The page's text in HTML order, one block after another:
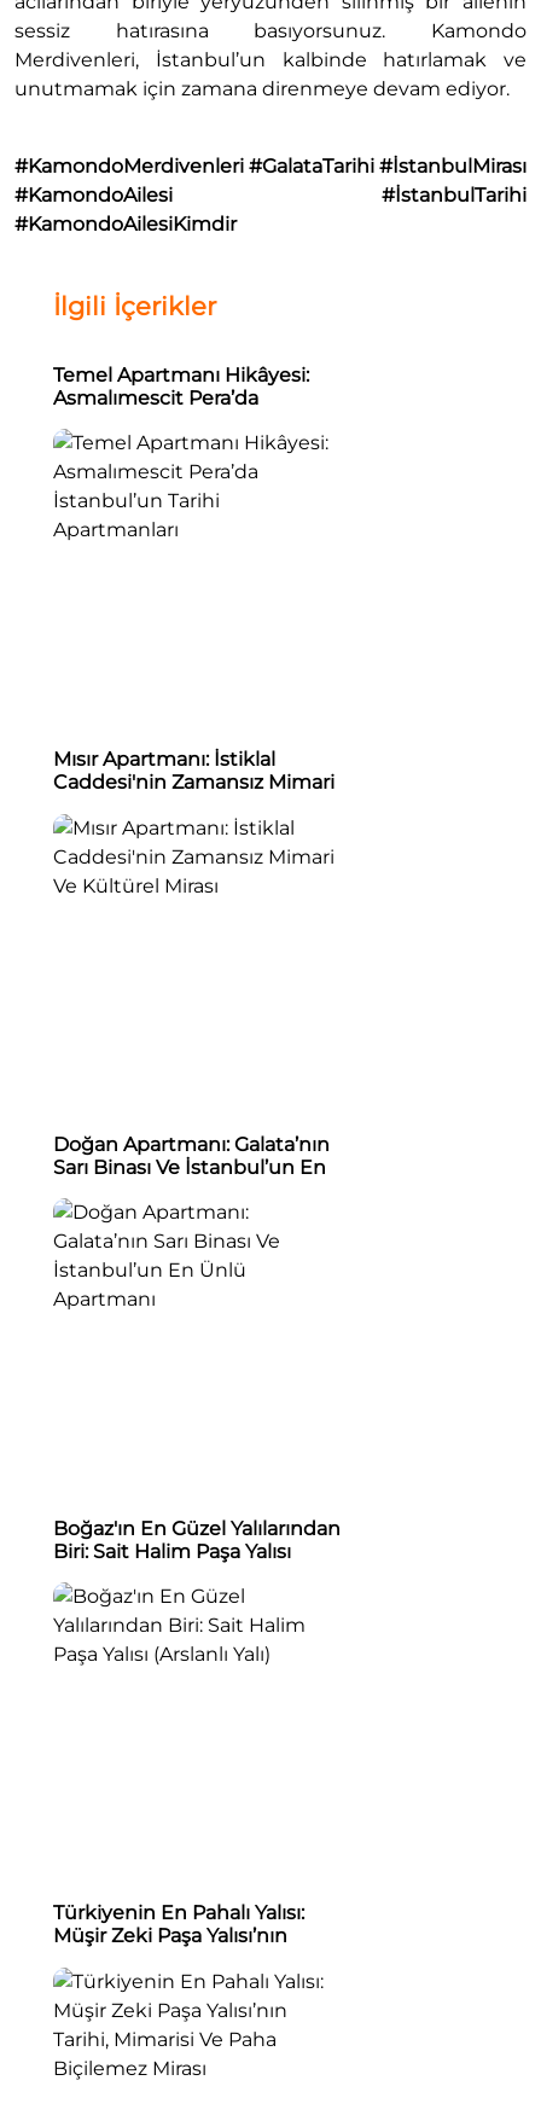
sessiz hatırasına basıyorsunuz. Kamondo
Merdivenleri, İstanbul’un kalbinde hatırlamak ve
unutmamak için zamana direnmeye devam ediyor.
#KamondoMerdivenleri #GalataTarihi #İstanbulMirası
#KamondoAilesi #İstanbulTarihi
#KamondoAilesiKimdir
İlgili İçerikler
Temel Apartmanı Hikâyesi:
Asmalımescit Pera’da
Apartmanları
Mısır Apartmanı: İstiklal
Caddesi'nin Zamansız Mimari
Doğan Apartmanı: Galata’nın
Sarı Binası Ve İstanbul’un En
Boğaz'ın En Güzel Yalılarından
Biri: Sait Halim Paşa Yalısı
Türkiyenin En Pahalı Yalısı:
Müşir Zeki Paşa Yalısı’nın
Biçilemez Mirası